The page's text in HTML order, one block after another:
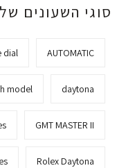
סוגי השעונים
AUTOMATIC
dial
daytona
model
GMT MASTER II
Rolex Daytona